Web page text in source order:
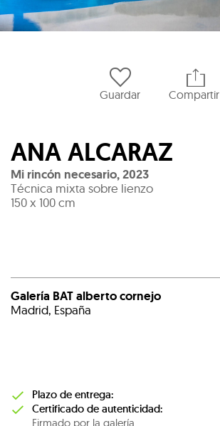
Guardar Compartir
ANA ALCARAZ
Mi rincón necesario,2023
Técnica mixta sobre lienzo
150 x 100 cm
Galería BAT alberto cornejo
Madrid, España
Plazo de entrega:
Certificado de autenticidad:
Firmado por la galería